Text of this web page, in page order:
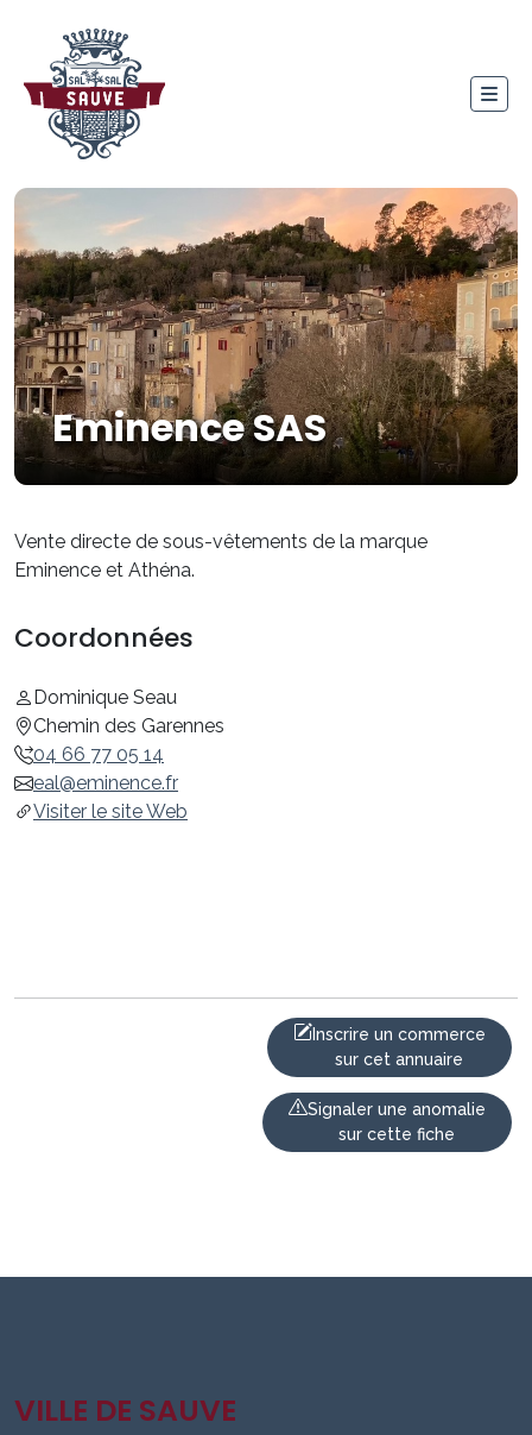
Eminence SAS
Vente directe de sous-vêtements de la marque
Eminence et Athéna.
Coordonnées
Dominique Seau
Chemin des Garennes
04 66 77 05 14
eal@eminence.fr
Visiter le site Web
Inscrire un commerce
sur cet annuaire
Signaler une anomalie
sur cette fiche
VILLE DE SAUVE